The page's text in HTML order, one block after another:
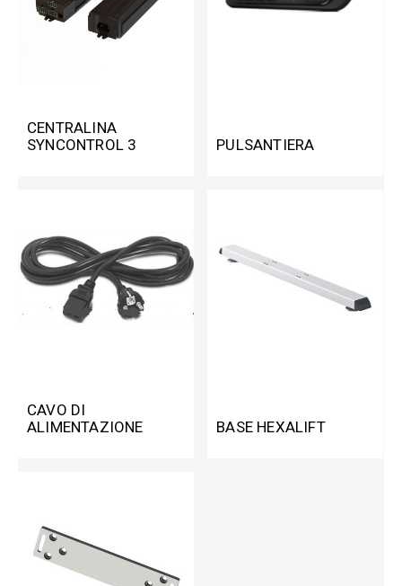
CENTRALINA
SYNCONTROL 3
PULSANTIERA
CAVO DI
ALIMENTAZIONE
BASE HEXALIFT